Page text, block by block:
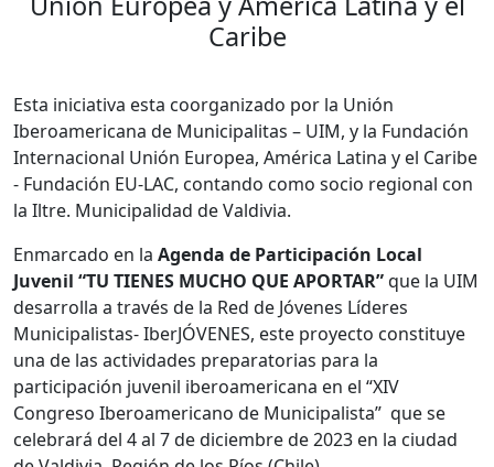
Caribe
Esta iniciativa esta coorganizado por la Unión
Iberoamericana de Municipalitas – UIM, y la Fundación
Internacional Unión Europea, América Latina y el Caribe
- Fundación EU-LAC, contando como socio regional con
la Iltre. Municipalidad de Valdivia.
Enmarcado en la Agenda de Participación Local
Juvenil “TU TIENES MUCHO QUE APORTAR”que la UIM
desarrolla a través de la Red de Jóvenes Líderes
Municipalistas- IberJÓVENES, este proyecto constituye
una de las actividades preparatorias para la
participación juvenil iberoamericana en el “XIV
Congreso Iberoamericano de Municipalista” que se
celebrará del 4 al 7 de diciembre de 2023 en la ciudad